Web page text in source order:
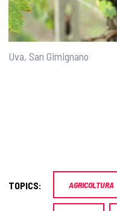
Uva, San Gimignano
TOPICS: AGRICOLTURA